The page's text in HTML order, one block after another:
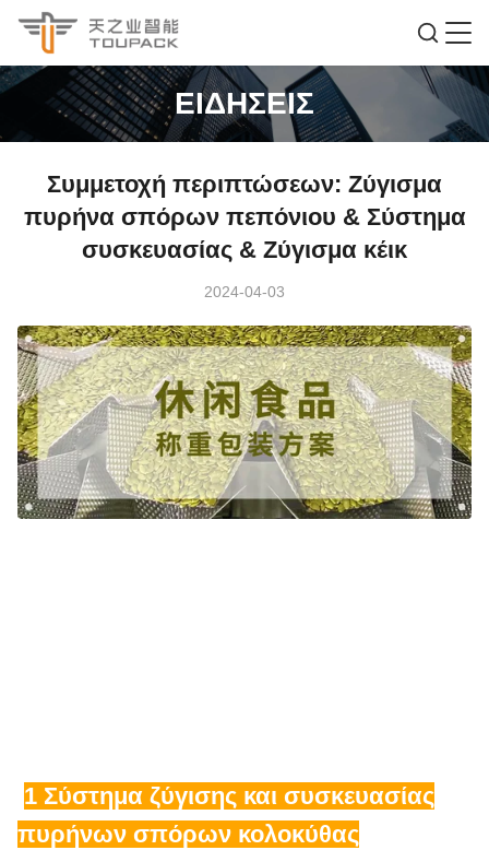
ΕΙΔΉΣΕΙΣ
Συμμετοχή περιπτώσεων: Ζύγισμα
πυρήνα σπόρων πεπόνιου & Σύστημα
συσκευασίας & Ζύγισμα κέικ
2024-04-03
1 Σύστημα ζύγισης και συσκευασίας
πυρήνων σπόρων κολοκύθας